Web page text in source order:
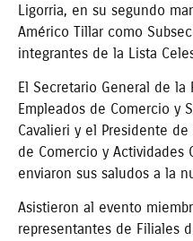
Ligorria, en su segundo
Américo Tillar como
integrantes de la Lista
El Secretario General de
Empleados de Comercio y
Cavalieri y el Presidente
de Comercio y Actividades
enviaron sus saludos a la
Asistieron al evento
representantes de Filiales